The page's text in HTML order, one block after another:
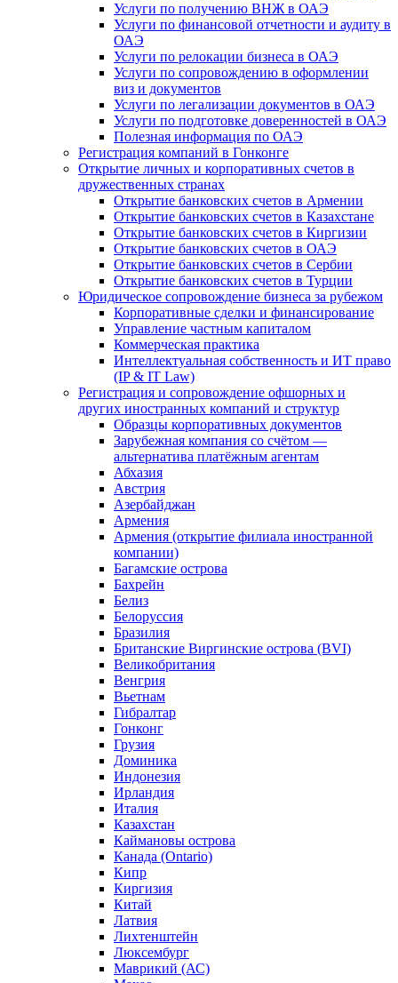
Услуги по получению ВНЖ в ОАЭ
Услуги по финансовой отчетности и аудиту в
ОАЭ
Услуги по релокации бизнеса в ОАЭ
Услуги по сопровождению в оформлении
виз и документов
Услуги по легализации документов в ОАЭ
Услуги по подготовке доверенностей в ОАЭ
Полезная информация по ОАЭ
Регистрация компаний в Гонконге
Открытие личных и корпоративных счетов в
дружественных странах
Открытие банковских счетов в Армении
Открытие банковских счетов в Казахстане
Открытие банковских счетов в Киргизии
Открытие банковских счетов в ОАЭ
Открытие банковских счетов в Сербии
Открытие банковских счетов в Турции
Юридическое сопровождение бизнеса за рубежом
Корпоративные сделки и финансирование
Управление частным капиталом
Коммерческая практика
Интеллектуальная собственность и ИТ право
(IP & IT Law)
Регистрация и сопровождение офшорных и
других иностранных компаний и структур
Образцы корпоративных документов
Зарубежная компания со счётом —
альтернатива платёжным агентам
Абхазия
Австрия
Азербайджан
Армения
Армения (открытие филиала иностранной
компании)
Багамские острова
Бахрейн
Белиз
Белоруссия
Бразилия
Британские Виргинские острова (BVI)
Великобритания
Венгрия
Вьетнам
Гибралтар
Гонконг
Грузия
Доминика
Индонезия
Ирландия
Италия
Казахстан
Каймановы острова
Канада (Ontario)
Кипр
Киргизия
Китай
Латвия
Лихтенштейн
Люксембург
Маврикий (АС)